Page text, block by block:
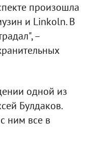
произошла
и Linkoln. В
–
одной из
Булдаков.
ним все в